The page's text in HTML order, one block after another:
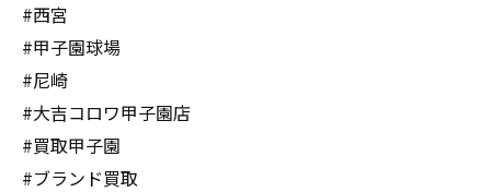
#西宮
#甲子園球場
#尼崎
#大吉コロワ甲子園店
#買取甲子園
#ブランド買取